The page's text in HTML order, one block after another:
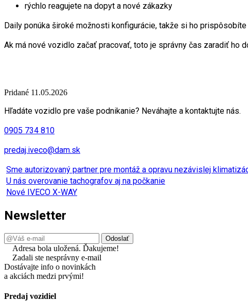
rýchlo reagujete na dopyt a nové zákazky
Daily ponúka široké možnosti konfigurácie, takže si ho
Ak má nové vozidlo začať pracovať, toto je správny čas zaradiť ho
Pridané 11.05.2026
Hľadáte vozidlo pre vaše podnikanie? Neváhajte a kontaktujte nás.
0905 734 810
predaj.iveco@dam.sk
Sme autorizovaný partner pre montáž a opravu nezávislej
U nás overovanie tachografov aj na počkanie
Nové IVECO X-WAY
Newsletter
Adresa bola uložená. Ďakujeme!
Zadali ste nesprávny e-mail
Dostávajte info o novinkách
a akciách medzi prvými!
Predaj vozidiel